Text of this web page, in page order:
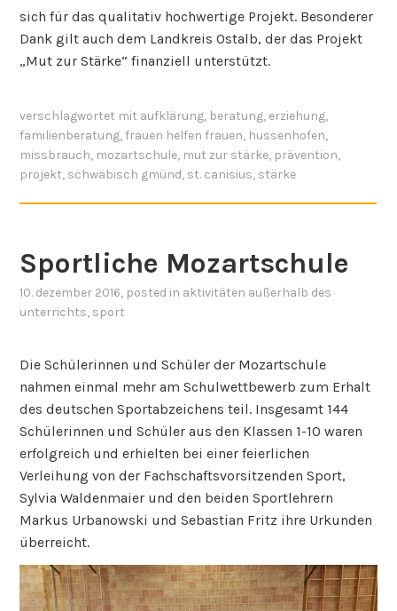
sich für das qualitativ hochwertige Projekt. Besonderer
Dank gilt auch dem Landkreis Ostalb, der das Projekt
„Mut zur Stärke“ finanziell unterstützt.
verschlagwortet mit aufklärung, beratung, erziehung,
familienberatung, frauen helfen frauen, hussenhofen,
missbrauch, mozartschule, mut zur stärke, prävention,
projekt, schwäbisch gmünd, st. canisius, stärke
Sportliche Mozartschule
10. dezember 2016, posted in aktivitäten außerhalb des
unterrichts, sport
Die Schülerinnen und Schüler der Mozartschule
nahmen einmal mehr am Schulwettbewerb zum Erhalt
des deutschen Sportabzeichens teil. Insgesamt 144
Schülerinnen und Schüler aus den Klassen 1-10 waren
erfolgreich und erhielten bei einer feierlichen
Verleihung von der Fachschaftsvorsitzenden Sport,
Sylvia Waldenmaier und den beiden Sportlehrern
Markus Urbanowski und Sebastian Fritz ihre Urkunden
überreicht.